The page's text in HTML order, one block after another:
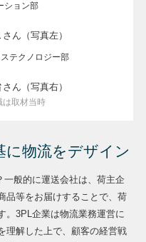
ション部
さん（写真左）
ステクノロジー部
さん（写真右）
取材当時
に物流をデザイン
般的に運送会社は、荷主企
品等をお届けすることで、荷
。3PL企業は物流業務運営に
理解した上で、顧客の経営戦